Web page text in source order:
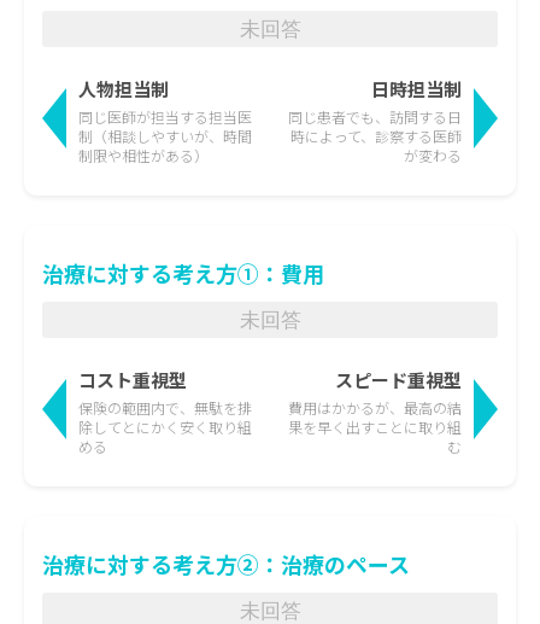
未回答
人物担当制
同じ医師が担当する担当医
制 （相談しやすいが、時間
制限や相性がある）
同じ患者でも、訪問する日
時によって、 診察する医師
が変わる
日時担当制
治療に対する考え方①：費用
未回答
コスト重視型
保険の範囲内で、無駄を排
除してとにかく安く取り組
める
費用はかかるが、最高の結
果を早く出すことに取り組
む
スピード重視型
治療に対する考え方②：治療のペース
未回答